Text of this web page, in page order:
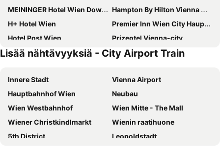
MEININGER Hotel Wien Downtown Franz
Hampton By Hilton Vienna City West
H+ Hotel Wien
Premier Inn Wien City Hauptbahnhof
Hotel Post Wien
Prizeotel Vienna-city
Appartement-Hotel an der Riemergasse
Hotel Enziana Wien
Leonardo Hotel Vienna Hauptbahnhof
Der Wilhelmshof
Hotel Kaiserin Elisabeth
Jaz In The City Vienna
Ruby Lissi Hotel Vienna by IHG
Hilton Vienna Park
MOOONS
ibis Wien Mariahilf
Ibercity Wien Schonbrunn
PLAZA INN Amedia Vienna
Lisää nähtävyyksiä - City Airport Train
Innere Stadt
Vienna Airport
Hauptbahnhof Wien
Neubau
Wien Westbahnhof
Wien Mitte - The Mall
Wiener Christkindlmarkt
Wienin raatihuone
5th District
Leopoldstadt